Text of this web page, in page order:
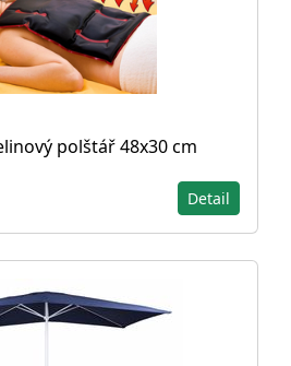
polštář 48x30 cm
Detail